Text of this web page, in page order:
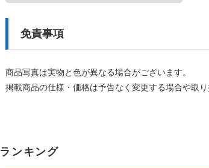
免責事項
商品写真は実物と色が異なる場合がございます。
掲載商品の仕様・価格は予告なく変更する場合や取
ランキング